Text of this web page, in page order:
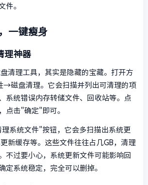
件。
一键瘦身
理神器
清理工具，其实是隐藏的宝藏。打开方
磁盘清理。它会扫描并列出可清理的项
系统错误内存转储文件、回收站等。点
点击"确定"即可。
系统文件"按钮，它会多扫描出系统更
新缓存等。这些文件往往占几GB，清理
不过要小心，系统更新文件可能影响回
定系统稳定，完全可以删掉。